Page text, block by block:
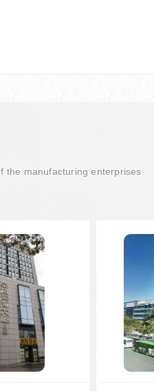
the manufacturing enterprises